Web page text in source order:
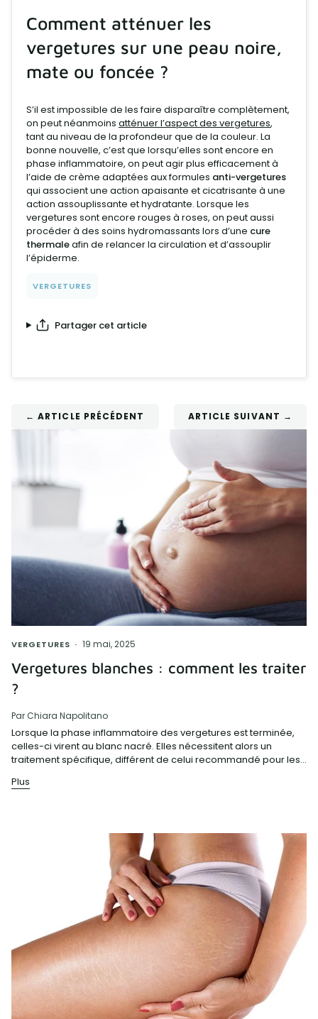
Comment atténuer les
vergetures sur une peau noire,
mate ou foncée ?
S’il est impossible de les faire disparaître complètement,
on peut néanmoins atténuer l’aspect des vergetures,
tant au niveau de la profondeur que de la couleur. La
bonne nouvelle, c’est que lorsqu’elles sont encore en
phase inflammatoire, on peut agir plus efficacement à
l’aide de crème adaptées aux formules anti-vergetures
qui associent une action apaisante et cicatrisante à une
action assouplissante et hydratante. Lorsque les
vergetures sont encore rouges à roses, on peut aussi
procéder à des soins hydromassants lors d’une cure
thermaleafin de relancer la circulation et d’assouplir
l’épiderme.
VERGETURES
Partager cet article
← ARTICLE PRÉCÉDENT ARTICLE SUIVANT →
VERGETURES 19 mai, 2025
Vergetures blanches : comment les traiter
?
Par Chiara Napolitano
Lorsque la phase inflammatoire des vergetures est terminée,
celles-ci virent au blanc nacré. Elles nécessitent alors un
traitement spécifique, différent de celui recommandé pour les...
Plus